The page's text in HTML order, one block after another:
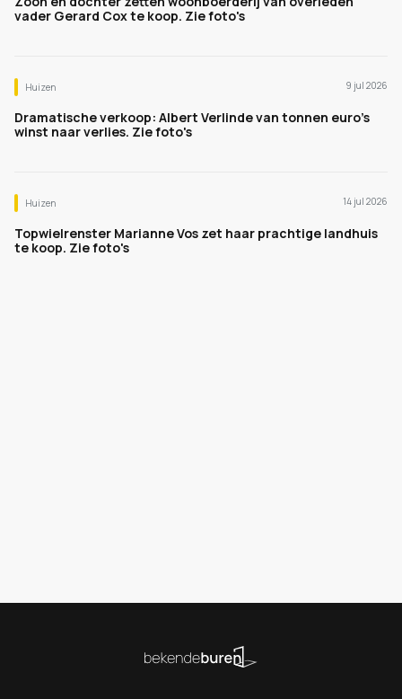
vader Gerard Cox te koop. Zie foto's
Huizen 9 jul 2026
Dramatische verkoop: Albert Verlinde van tonnen euro's
winst naar verlies. Zie foto's
Huizen 14 jul 2026
Topwielrenster Marianne Vos zet haar prachtige landhuis
te koop. Zie foto's